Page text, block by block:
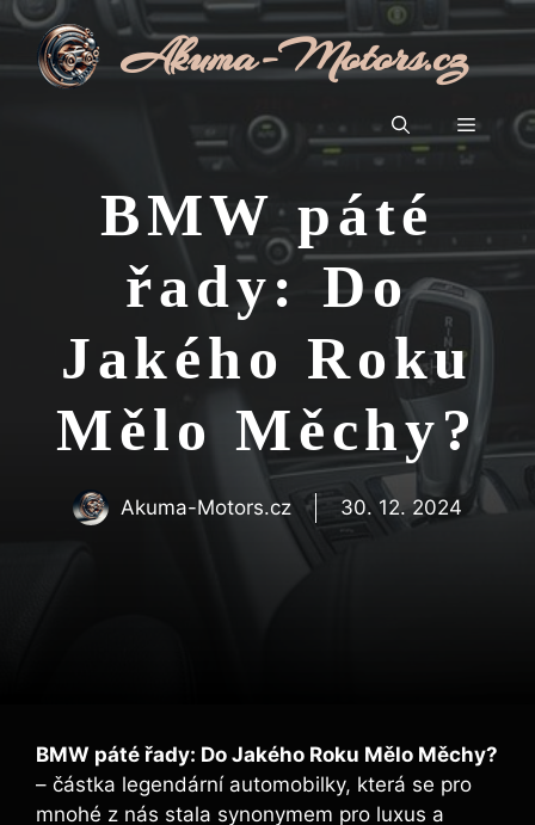
Přeskočit
obsah
Akuma-Motors.cz
Menu
BMW páté
řady: Do
Jakého Roku
Mělo Měchy?
Akuma-Motors.cz 30. 12. 2024
BMW páté řady: Do Jakého Roku Mělo Měchy?
– částka legendární automobilky, která se pro
mnohé⁣ z nás stala synonymem pro luxus a